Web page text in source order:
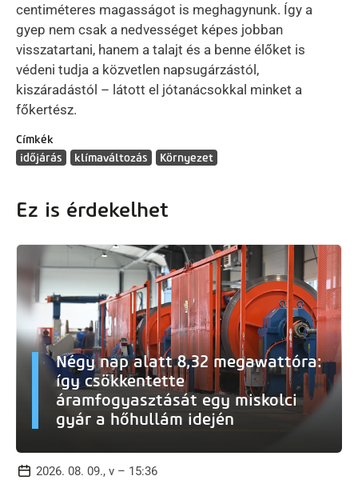
centiméteres magasságot is meghagynunk. Így a
gyep nem csak a nedvességet képes jobban
visszatartani, hanem a talajt és a benne élőket is
védeni tudja a közvetlen napsugárzástól,
kiszáradástól – látott el jótanácsokkal minket a
főkertész.
Címkék
időjárás
klímaváltozás Környezet
Ez is érdekelhet
Négy nap alatt 8,32 megawattóra:
így csökkentette
áramfogyasztását egy miskolci
gyár a hőhullám idején
2026. 08. 09., v – 15:36